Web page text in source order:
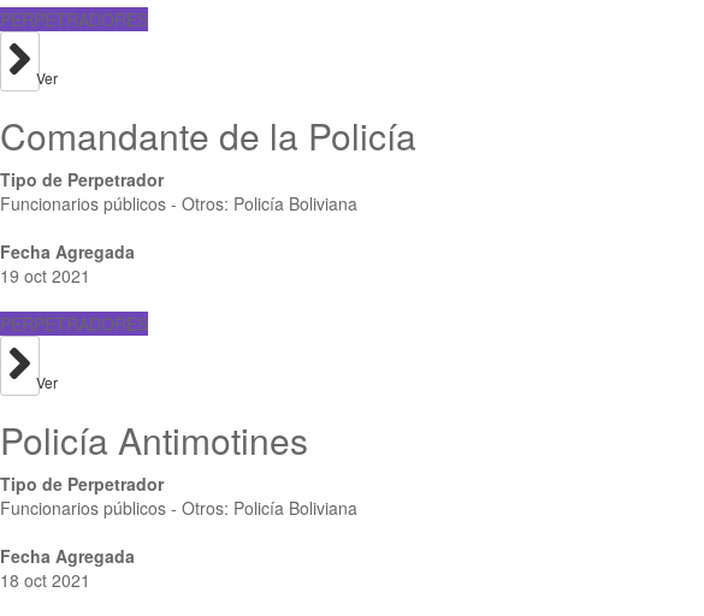
PERPETRADORES
Ver
Comandante de la Policía
Tipo de Perpetrador
Funcionarios públicos - Otros: Policía Boliviana
Fecha Agregada
19 oct 2021
PERPETRADORES
Ver
Policía Antimotines
Tipo de Perpetrador
Funcionarios públicos - Otros: Policía Boliviana
Fecha Agregada
18 oct 2021